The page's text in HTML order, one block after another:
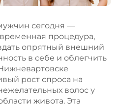
сегодня —
процедура,
опрятный внешний
в себе и облегчить
рост спроса на
волос у
живота. Эта